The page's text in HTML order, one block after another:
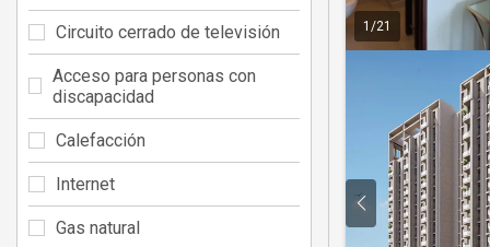
1 /21
Circuito cerrado de televisión
Acceso para personas con
discapacidad
Calefacción
Internet
Gas natural